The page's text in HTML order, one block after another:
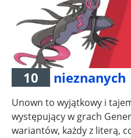
10 nieznanych
Unown to wyjątkowy i
występujący w grach
wariantów, każdy z literą,